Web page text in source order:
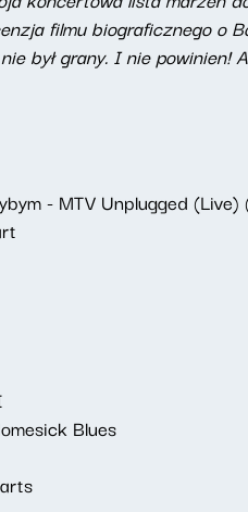
filmu biograficznego o
był grany. I nie powinien!
- MTV Unplugged (Live)
Blues